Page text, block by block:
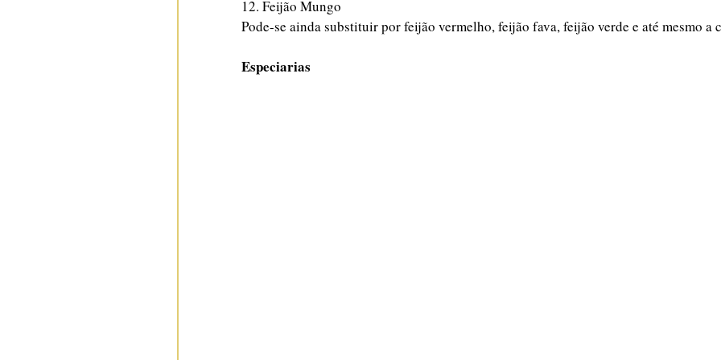
12. Feijão Mungo
Pode-se ainda substituir por feijão vermelho, feijão fava, feijão verde e até mesmo a
Especiarias